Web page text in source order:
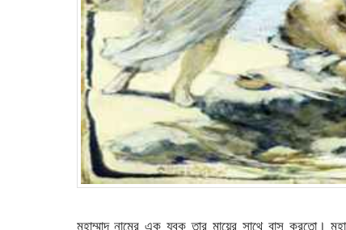
মুহাম্মাদ নামের এক যুবক তার মায়ের সাথে বাস করতো।